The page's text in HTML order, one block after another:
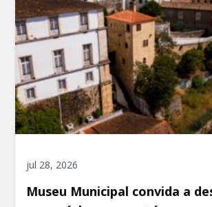
jul 28, 2026
Museu Municipal convida a